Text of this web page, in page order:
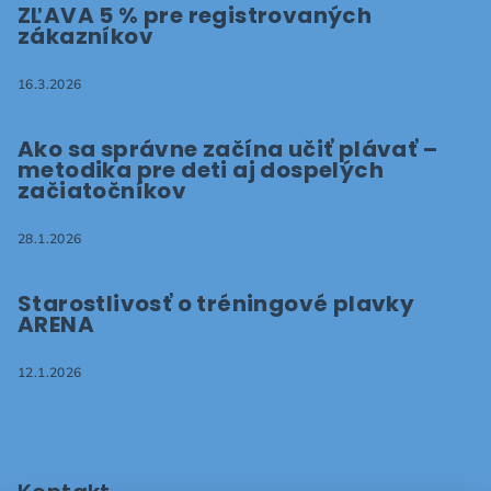
ZĽAVA 5 % pre registrovaných
zákazníkov
16.3.2026
Ako sa správne začína učiť plávať –
metodika pre deti aj dospelých
začiatočníkov
28.1.2026
Starostlivosť o tréningové plavky
ARENA
12.1.2026